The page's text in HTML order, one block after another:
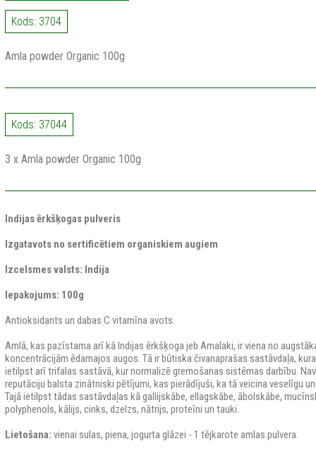
Kods: 3704
Amla powder Organic 100g
Kods: 37044
3 x Amla powder Organic 100g
Indijas ērkšķogas pulveris
Izgatavots no sertificētiem organiskiem augiem
Izcelsmes valsts: Indija
Iepakojums: 100g
Antioksidants un dabas C vitamīna avots.
Amlā, kas pazīstama arī kā Indijas ērkšķoga jeb Amalaki, ir viena no
koncentrācijām ēdamajos augos. Tā ir būtiska čivanaprašas sastāvdaļa,
ietilpst arī trifalas sastāvā, kur normalizē gremošanas sistēmas darbību.
reputāciju balsta zinātniski pētījumi, kas pierādījuši, ka tā veicina veselīgu
Tajā ietilpst tādas sastāvdaļas kā gallijskābe, ellagskābe, ābolskābe,
polyphenols, kālijs, cinks, dzelzs, nātrijs, proteīni un tauki.
Lietošana: vienai sulas, piena, jogurta glāzei - 1 tējkarote amlas pulvera.